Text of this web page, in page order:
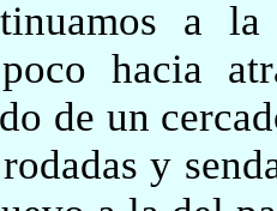
a
hacia
de un
y